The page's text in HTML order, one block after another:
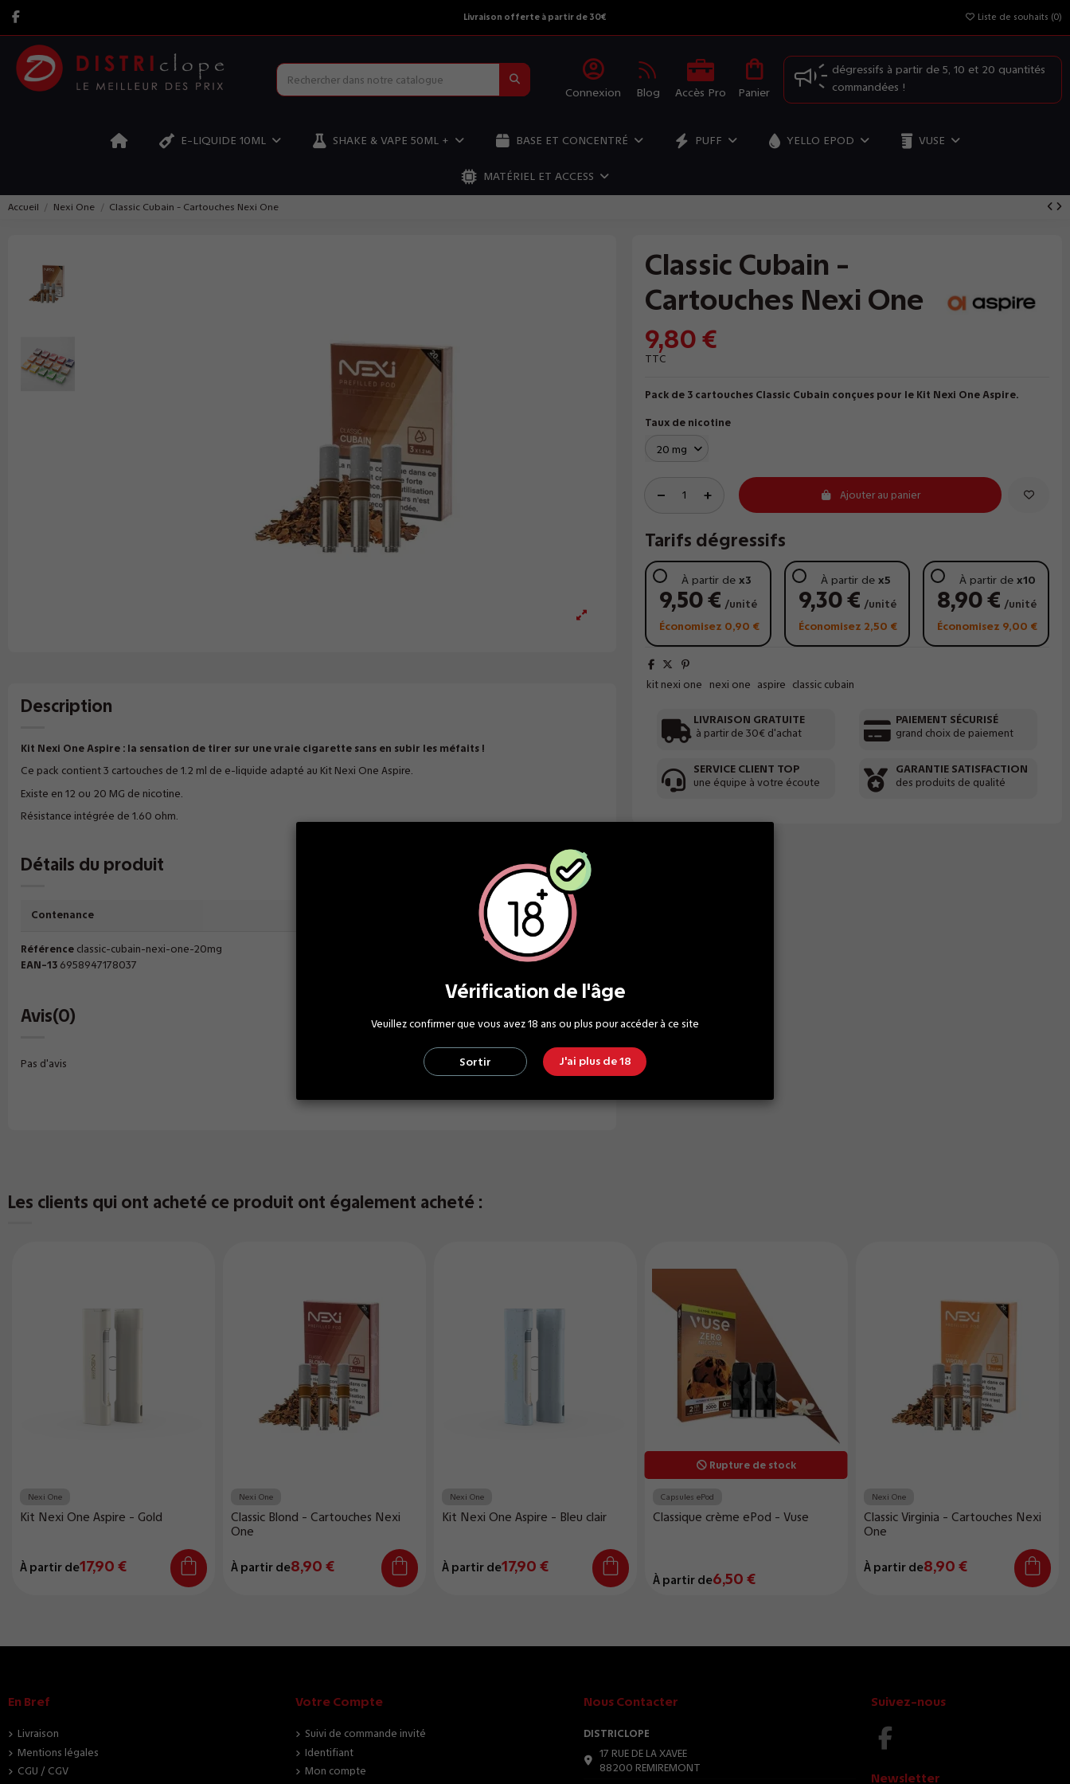
Livraison offerte à partir de 30€ Liste de souhaits (0)
Connexion Blog Accès Pro Panier
dégressifs à partir de 5, 10 et 20 quantités
commandées !
E-LIQUIDE 10ML SHAKE & VAPE 50ML + BASE ET CONCENTRÉ PUFF YELLO EPOD VUSE
MATÉRIEL ET ACCESS
Accueil Nexi One Classic Cubain - Cartouches Nexi One
Description
Kit Nexi One Aspire : la sensation de tirer sur une vraie cigarette sans en subir les méfaits !
Ce pack contient 3 cartouches de 1.2 ml de e-liquide adapté au Kit Nexi One Aspire.
Existe en 12 ou 20 MG de nicotine.
Résistance intégrée de 1.60 ohm.
Détails du produit
Contenance
Référence classic-cubain-nexi-one-20mg
EAN-13 6958947178037
Avis(0)
Pas d'avis Ecrire un avis
Classic Cubain -
Cartouches Nexi One
9,80 €
TTC
Pack de 3 cartouches Classic Cubain conçues pour le Kit Nexi One Aspire.
Taux de nicotine
Ajouter au panier
Tarifs dégressifs
À partir de x3
9,50 € /unité
Économisez 0,90 €
À partir de x5
9,30 € /unité
Économisez 2,50 €
À partir dex10
8,90 € /unité
Économisez 9,00 €
kit nexi one nexi one aspire classic cubain
LIVRAISON GRATUITE
à partir de 30€ d'achat
SERVICE CLIENT TOP
une équipe à votre écoute
PAIEMENT SÉCURISÉ
grand choix de paiement
GARANTIE SATISFACTION
des produits de qualité
Les clients qui ont acheté ce produit ont également acheté :
Nexi One
Kit Nexi One Aspire - Gold
À partir de17,90 €
Nexi One
Classic Blond - Cartouches Nexi
One
À partir de8,90 €
Nexi One
Kit Nexi One Aspire - Bleu clair
À partir de17,90 €
Rupture de stock
Capsules ePod
Classique crème ePod - Vuse
À partir de6,50 €
Nexi One
Classic Virginia - Cartouches Nexi
One
À partir de8,90 €
En Bref
Livraison
Mentions légales
CGU / CGV
Votre Compte
Suivi de commande invité
Identifiant
Mon compte
Nous Contacter
DISTRICLOPE
17 RUE DE LA XAVEE
88200 REMIREMONT
Vérification de l'âge
Veuillez confirmer que vous avez 18 ans ou plus pour accéder à ce site
Sortir J'ai plus de 18
Suivez-nous
Newsletter